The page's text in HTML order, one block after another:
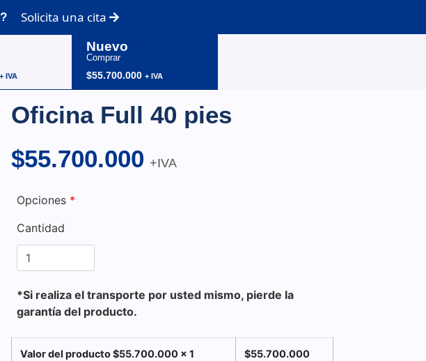
Solicita una cita
+ IVA
Nuevo
Comprar
$55.700.000 + IVA
Oficina Full 40 pies
$55.700.000 +IVA
Opciones*
Cantidad
*Si realiza el transporte por usted mismo, pierde la
garantía del producto.
Valor del producto $55.700.000x 1 $55.700.000